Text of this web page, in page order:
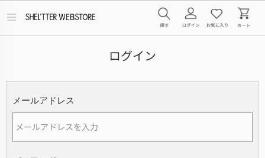
メ
ログイン
メールアドレス